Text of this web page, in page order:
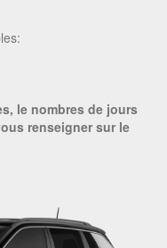
le nombres de jours
renseigner sur le